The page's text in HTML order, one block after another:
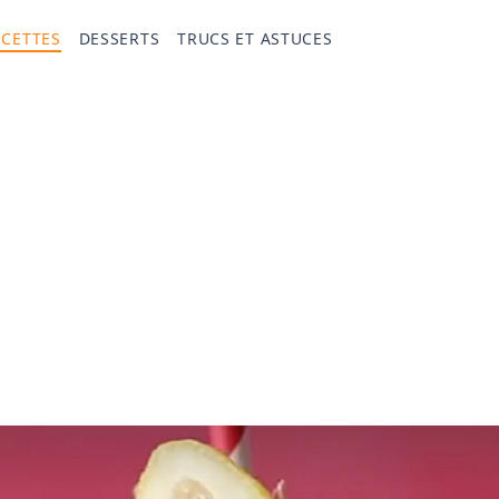
DESSERTS TRUCS ET ASTUCES